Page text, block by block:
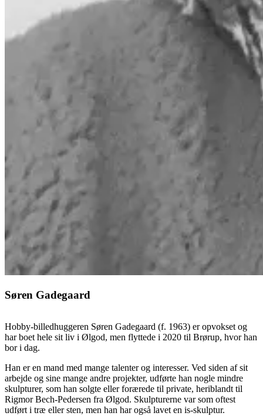
Søren Gadegaard
Hobby-billedhuggeren Søren Gadegaard (f. 1963) er opvokset og
har boet hele sit liv i Ølgod, men flyttede i 2020 til Brørup, hvor han
bor i dag.
Han er en mand med mange talenter og interesser. Ved siden af sit
arbejde og sine mange andre projekter, udførte han nogle mindre
skulpturer, som han solgte eller forærede til private, heriblandt til
Rigmor Bech-Pedersen fra Ølgod. Skulpturerne var som oftest
udført i træ eller sten, men han har også lavet en is-skulptur.